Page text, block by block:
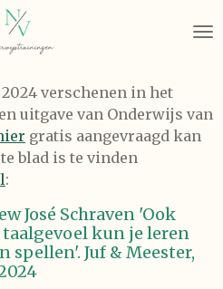
verschenen in het
uitgave van Onderwijs van
gratis aangevraagd kan
blad is te vinden
:
José Schraven 'Ook
kun je leren
spellen'. Juf & Meester,